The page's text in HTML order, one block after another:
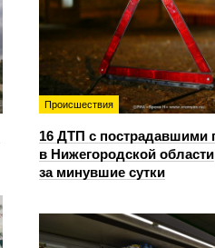
Происшествия
16 ДТП с пострадавшими
в Нижегородской области
за минувшие сутки